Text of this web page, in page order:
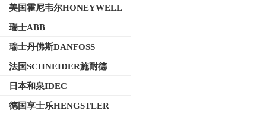
美国霍尼韦尔HONEYWELL
瑞士ABB
瑞士丹佛斯DANFOSS
法国SCHNEIDER施耐德
日本和泉IDEC
德国享士乐HENGSTLER